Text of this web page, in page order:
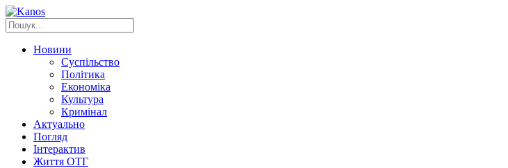
Новини
Суспільство
Політика
Економіка
Культура
Кримінал
Актуально
Погляд
Інтерактив
Життя ОТГ